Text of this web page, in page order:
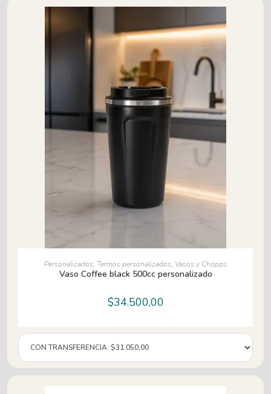
AÑADIR AL CARRITO
Personalizados, Termos personalizados, Vasos y Chopps
Vaso Coffee black 500cc personalizado
$34.500,00